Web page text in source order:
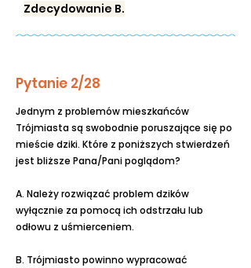
Zdecydowanie B.
Pytanie 2/28
Jednym z problemów mieszkańców
Trójmiasta są swobodnie poruszające się po
mieście dziki. Które z poniższych stwierdzeń
jest bliższe Pana/Pani poglądom?
A. Należy rozwiązać problem dzików
wyłącznie za pomocą ich odstrzału lub
odłowu z uśmierceniem.
B. Trójmiasto powinno wypracować